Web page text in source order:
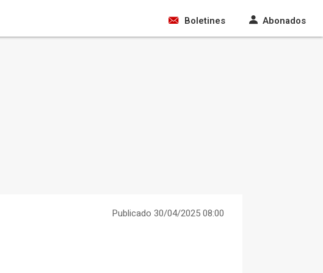
Boletines Abonados
Publicado 30/04/2025 08:00